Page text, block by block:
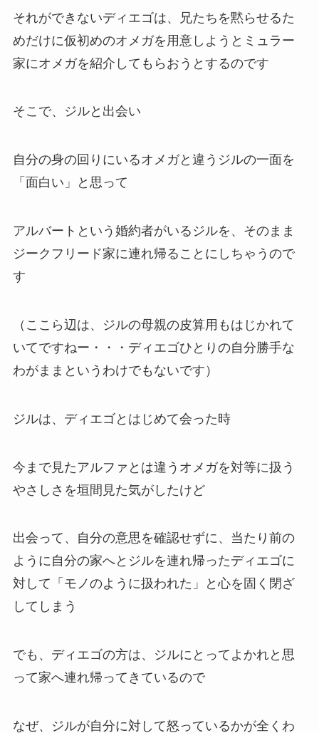
それができないディエゴは、兄たちを黙らせるた
めだけに仮初めのオメガを用意しようとミュラー
家にオメガを紹介してもらおうとするのです
そこで、ジルと出会い
自分の身の回りにいるオメガと違うジルの一面を
「面白い」と思って
アルバートという婚約者がいるジルを、そのまま
ジークフリード家に連れ帰ることにしちゃうので
す
（ここら辺は、ジルの母親の皮算用もはじかれて
いてですねー・・・ディエゴひとりの自分勝手な
わがままというわけでもないです）
ジルは、ディエゴとはじめて会った時
今まで見たアルファとは違うオメガを対等に扱う
やさしさを垣間見た気がしたけど
出会って、自分の意思を確認せずに、当たり前の
ように自分の家へとジルを連れ帰ったディエゴに
対して「モノのように扱われた」と心を固く閉ざ
してしまう
でも、ディエゴの方は、ジルにとってよかれと思
って家へ連れ帰ってきているので
なぜ、ジルが自分に対して怒っているかが全くわ